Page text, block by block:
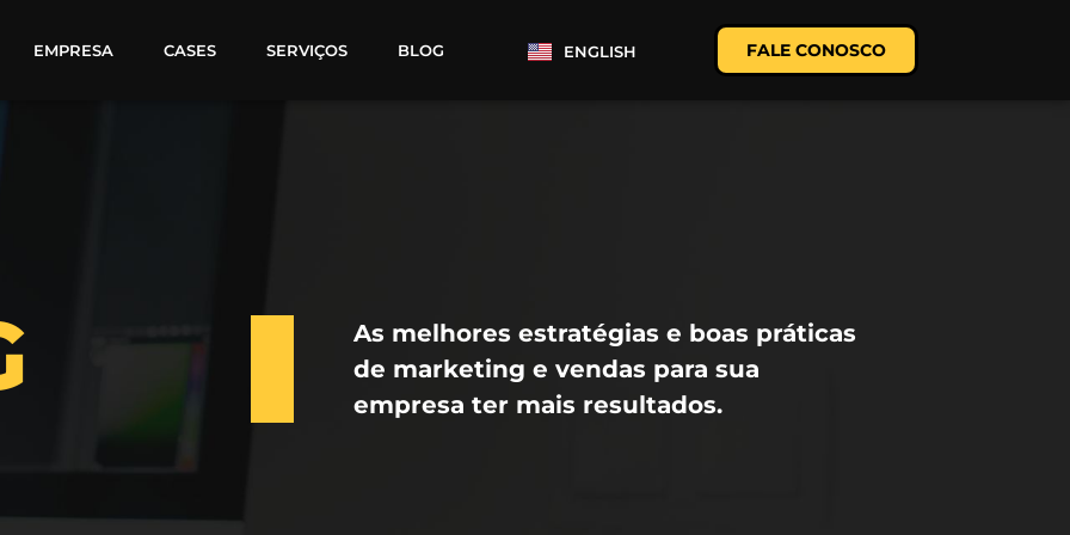
EMPRESA CASES SERVIÇOS BLOG ENGLISH FALE CONOSCO
As melhores estratégias e boas práticas
de marketing e vendas para sua
empresa ter mais resultados.